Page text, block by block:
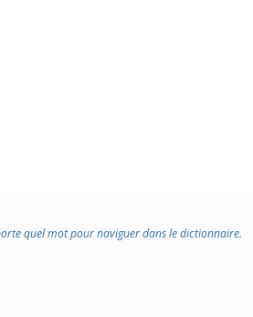
quel mot pour naviguer dans le dictionnaire.